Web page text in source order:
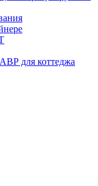
для коттеджа